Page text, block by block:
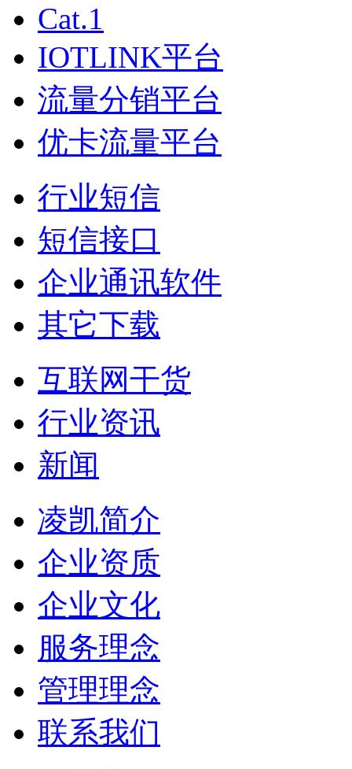
Cat.1
IOTLINK平台
流量分销平台
优卡流量平台
行业短信
短信接口
企业通讯软件
其它下载
互联网干货
行业资讯
新闻
凌凯简介
企业资质
企业文化
服务理念
管理理念
联系我们